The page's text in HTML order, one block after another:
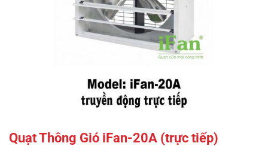
Quạt Thông Gió iFan-20A (trực tiếp)